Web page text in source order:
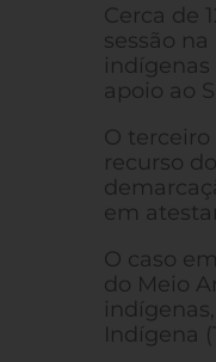
Cerca de
sessão
apoio ao
O
recurso
em
O caso
do Meio
Indígena